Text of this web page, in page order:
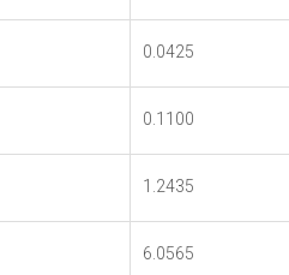
0.0425
0.1100
1.2435
6.0565